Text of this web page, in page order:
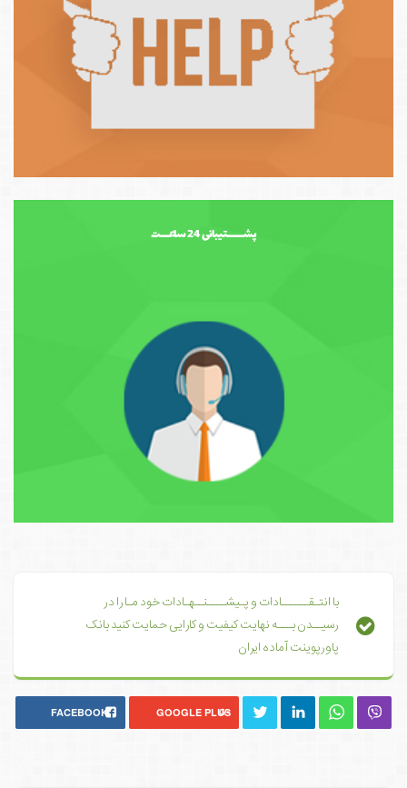
پشــــــتیبانی 24 ساعـــت
با انتـقــــــادات و پـیشــــنــهـادات خود مـا را در
رسیــدن بـــه نهایت کیفیت و کارایی حمایت کنید بانک
پاورپوینت آماده ایران
FACEBOOK GOOGLE PLUS